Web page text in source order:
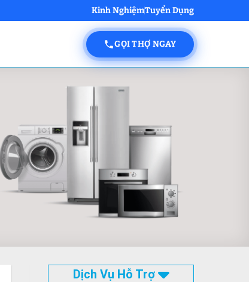
Kinh NghiệmTuyển Dụng
GỌI THỢ NGAY
Dịch Vụ Hỗ Trợ